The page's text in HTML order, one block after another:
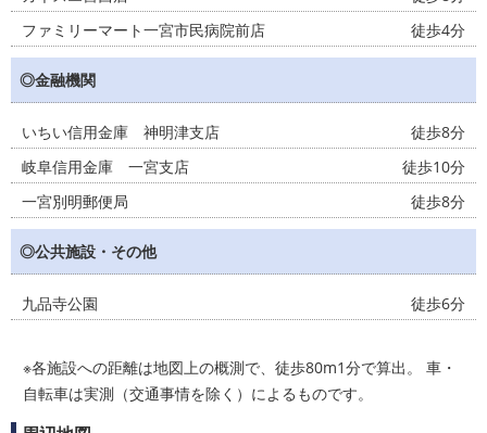
ファミリーマート一宮市民病院前店
徒歩4分
◎金融機関
いちい信用金庫 神明津支店
徒歩8分
岐阜信用金庫 一宮支店
徒歩10分
一宮別明郵便局
徒歩8分
◎公共施設・その他
九品寺公園 徒歩6分
※各施設への距離は地図上の概測で、徒歩80m1分で算出。 車・
自転車は実測（交通事情を除く）によるものです。